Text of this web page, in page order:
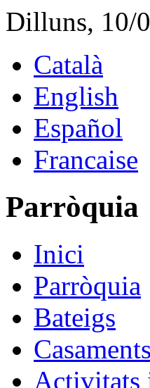
Dilluns, 10/
Català
English
Español
Francaise
Parròquia
Inici
Parròquia
Bateigs
Casaments
Activitats